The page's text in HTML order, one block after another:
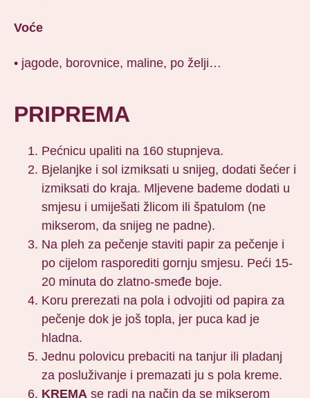
Voće
• jagode, borovnice, maline, po želji…
PRIPREMA
Pećnicu upaliti na 160 stupnjeva.
Bjelanjke i sol izmiksati u snijeg, dodati šećer i
izmiksati do kraja. Mljevene bademe dodati u
smjesu i umiješati žlicom ili špatulom (ne
mikserom, da snijeg ne padne).
Na pleh za pečenje staviti papir za pečenje i
po cijelom rasporediti gornju smjesu. Peći 15-
20 minuta do zlatno-smeđe boje.
Koru prerezati na pola i odvojiti od papira za
pečenje dok je još topla, jer puca kad je
hladna.
Jednu polovicu prebaciti na tanjur ili pladanj
za posluživanje i premazati ju s pola kreme.
KREMA se radi na način da se mikserom